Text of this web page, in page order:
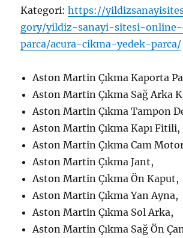
Kategori:https://
gory/yildiz-sanayi-sitesi-
parca/acura-cikma-yedek-parca/
Aston Martin Çıkma Kaporta
Aston Martin Çıkma Sağ Arka
Aston Martin Çıkma Tampon
Aston Martin Çıkma Kapı Fitili,
Aston Martin Çıkma Cam
Aston Martin Çıkma Jant,
Aston Martin Çıkma Ön Kaput,
Aston Martin Çıkma Yan Ayna,
Aston Martin Çıkma Sol Arka,
Aston Martin Çıkma Sağ Ön